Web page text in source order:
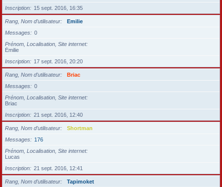
Inscription
15 sept. 2016, 16:35
Rang, Nom d’utilisateur
Emilie
Messages
0
Prénom, Localisation, Site internet
Émilie
Inscription
17 sept. 2016, 20:20
Rang, Nom d’utilisateur
Briac
Messages
0
Prénom, Localisation, Site internet
Briac
Inscription
21 sept. 2016, 12:40
Rang, Nom d’utilisateur
Shortman
Messages
176
Prénom, Localisation, Site internet
Lucas
Inscription
21 sept. 2016, 12:41
Rang, Nom d’utilisateur
Tapimoket